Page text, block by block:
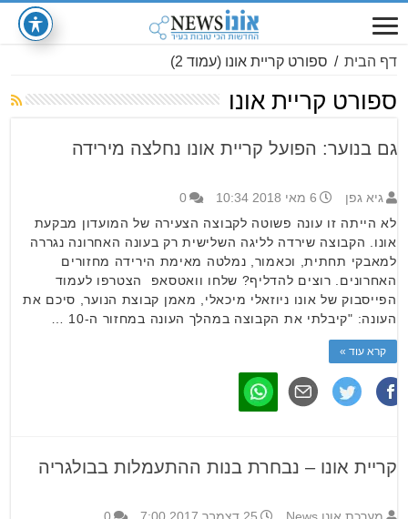
דף הבית / ספורט קריית אונו (עמוד 2)
ספורט קריית אונו
גם בנוער: הפועל קריית אונו נחלצה מירידה
גיא גפן 6 מאי 2018 10:34 0
לא הייתה זו עונה פשוטה לקבוצה הצעירה של המועדון מבקעת
אונו. הקבוצה שירדה לליגה השלישית רק בעונה האחרונה נגררה
למאבקי תחתית, וכאמור, נמלטה מאימת הירידה מחזורים
האחרונים. רוצים להדליף? שלחו וואטסאפ הצטרפו לעמוד
הפייסבוק של אונו ניוזאלי מיכאלי, מאמן קבוצת הנוער, סיכם את
העונה: "קיבלתי את הקבוצה במהלך העונה במחזור ה-10 …
קרא עוד »
קריית אונו – נבחרת בנות ההתעמלות בבולגריה